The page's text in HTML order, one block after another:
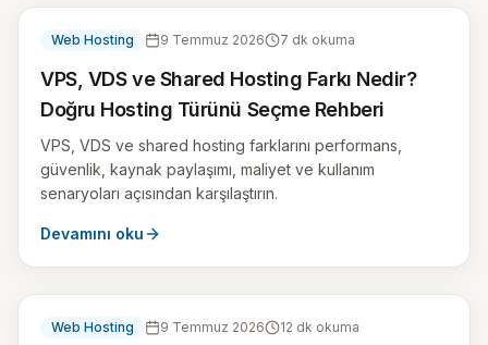
Web Hosting 9 Temmuz 2026 7 dk okuma
VPS, VDS ve Shared Hosting Farkı Nedir?
Doğru Hosting Türünü Seçme Rehberi
VPS, VDS ve shared hosting farklarını performans,
güvenlik, kaynak paylaşımı, maliyet ve kullanım
senaryoları açısından karşılaştırın.
Devamını oku
Web Hosting 9 Temmuz 2026 12 dk okuma